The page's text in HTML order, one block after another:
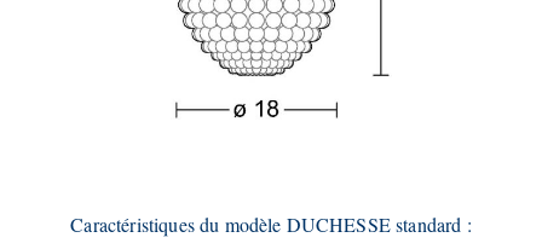
Caractéristiques du modèle DUCHESSE standard :